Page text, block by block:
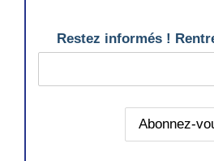
Restez informés !